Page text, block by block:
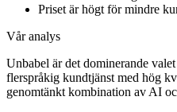
Priset är högt för mindre
Vår analys
Unbabel är det dominerande
flerspråkig kundtjänst med hög
genomtänkt kombination av AI